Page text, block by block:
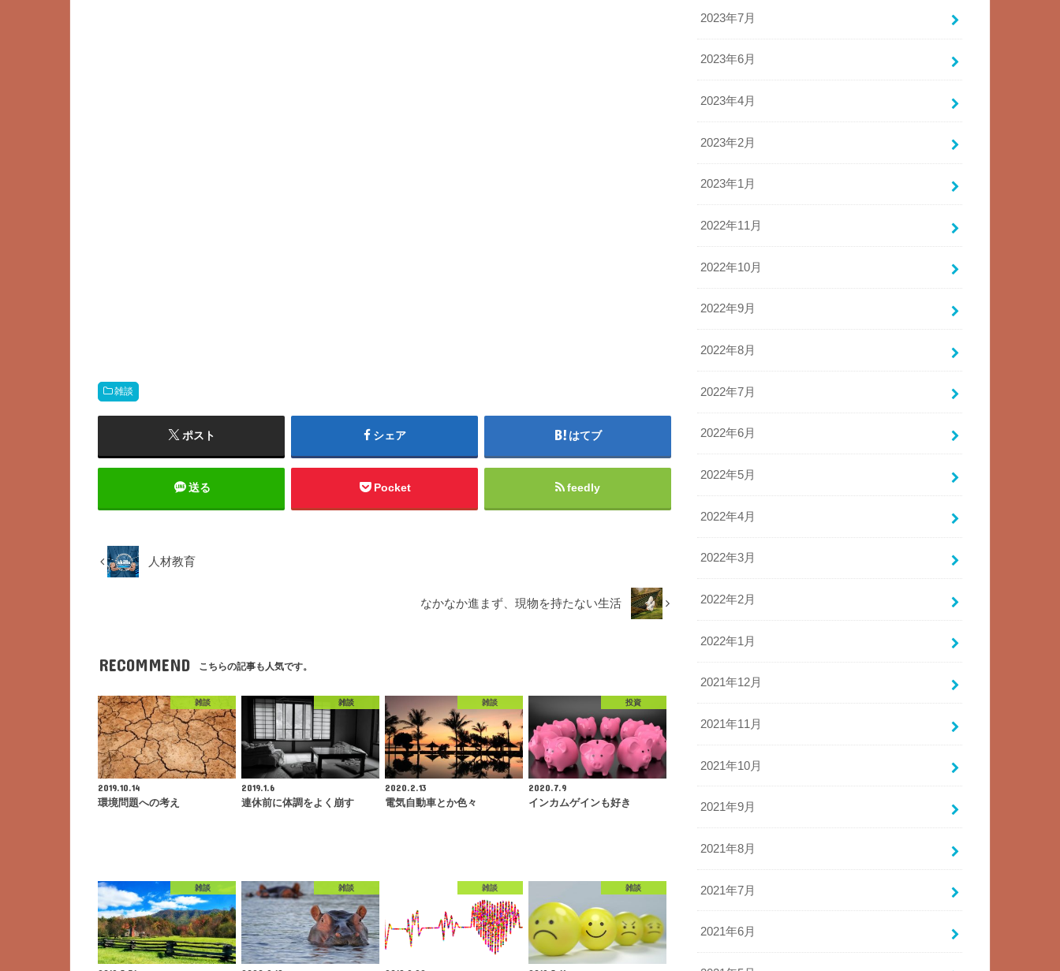
雑談
ポスト シェア はてブ
送る Pocket feedly
人材教育
なかなか進まず、現物を持たない生活
RECOMMEND こちらの記事も人気です。
雑談
2019.10.14
環境問題への考え
雑談
2019.1.6
連休前に体調をよく崩す
雑談
2020.2.13
電気自動車とか色々
投資
2020.7.9
インカムゲインも好き
雑談 雑談 雑談 雑談
2023年7月
2023年6月
2023年4月
2023年2月
2023年1月
2022年11月
2022年10月
2022年9月
2022年8月
2022年7月
2022年6月
2022年5月
2022年4月
2022年3月
2022年2月
2022年1月
2021年12月
2021年11月
2021年10月
2021年9月
2021年8月
2021年7月
2021年6月